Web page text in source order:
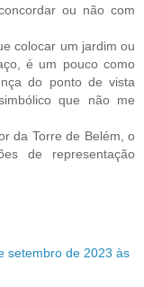
ou não com
colocar um jardim ou
é um pouco como
do ponto de vista
que não me
da Torre de Belém, o
de representação
setembro de 2023 às